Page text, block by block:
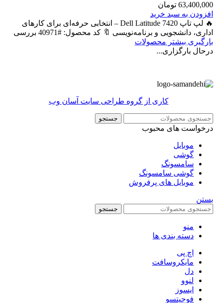
63,400,000 تومان
افزودن به سبد خرید
🔥 لپ تاپ Dell Latitude 7420 – انتخابی حرفه‌ای برای کارهای
اداری، دانشجویی و برنامه‌نویسی 🔖 کد محصول: #40971 بررسی
بارگیری بیشتر محصولات
درحال بارگزاری...
کاری از گروه طراحی سایت آسان وب
جستجو
درخواست های محبوب
موبایل
گوشی
سامسونگ
گوشی سامسونگ
موبایل های پرفروش
بستن
جستجو
منو
دسته بندی ها
اچ پی
مایکروسافت
دل
لنوو
ایسوز
فوجیتسو